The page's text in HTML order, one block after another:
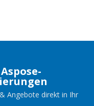
Angebote direkt in Ihr